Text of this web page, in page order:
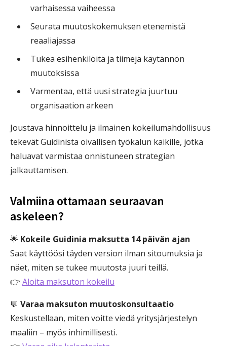
varhaisessa vaiheessa
Seurata muutoskokemuksen etenemistä
reaaliajassa
Tukea esihenkilöitä ja tiimejä käytännön
muutoksissa
Varmentaa, että uusi strategia juurtuu
organisaation arkeen
Joustava hinnoittelu ja ilmainen kokeilumahdollisuus
tekevät Guidinista oivallisen työkalun kaikille, jotka
haluavat varmistaa onnistuneen strategian
jalkauttamisen.
Valmiina ottamaan seuraavan
askeleen?
🌟 Kokeile Guidinia maksutta 14 päivän ajan
Saat käyttöösi täyden version ilman sitoumuksia ja
näet, miten se tukee muutosta juuri teillä.
👉 Aloita maksuton kokeilu
💬 Varaa maksuton muutoskonsultaatio
Keskustellaan, miten voitte viedä yritysjärjestelyn
maaliin – myös inhimillisesti.